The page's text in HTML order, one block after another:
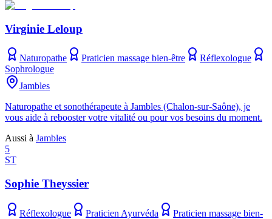
Virginie Leloup
Naturopathe Praticien massage bien-être
Réflexologue
Sophrologue
Jambles
Naturopathe et sonothérapeute à Jambles (Chalon-sur-Saône), je
vous aide à rebooster votre vitalité ou pour vos besoins du moment.
Aussi à Jambles
5
ST
Sophie Theyssier
Réflexologue Praticien Ayurvéda
Praticien massage bien-